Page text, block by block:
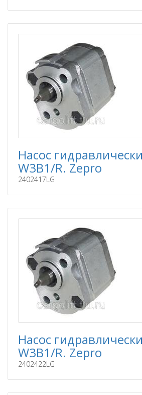
Насос
W3B1/R. Zepro
2402417LG
Насос
W3B1/R. Zepro
2402422LG